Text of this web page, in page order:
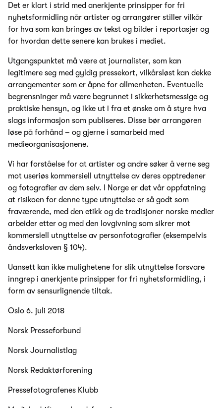
Det er klart i strid med anerkjente prinsipper for fri
nyhetsformidling når artister og arrangører stiller vilkår
for hva som kan bringes av tekst og bilder i reportasjer og
for hvordan dette senere kan brukes i mediet.
Utgangspunktet må være at journalister, som kan
legitimere seg med gyldig pressekort, vilkårsløst kan dekke
arrangementer som er åpne for allmenheten. Eventuelle
begrensninger må være begrunnet i sikkerhetsmessige og
praktiske hensyn, og ikke ut i fra et ønske om å styre hva
slags informasjon som publiseres. Disse bør arrangøren
løse på forhånd – og gjerne i samarbeid med
medieorganisasjonene.
Vi har forståelse for at artister og andre søker å verne seg
mot useriøs kommersiell utnyttelse av deres opptredener
og fotografier av dem selv. I Norge er det vår oppfatning
at risikoen for denne type utnyttelse er så godt som
fraværende, med den etikk og de tradisjoner norske medier
arbeider etter og med den lovgivning som sikrer mot
kommersiell utnyttelse av personfotografier (eksempelvis
åndsverksloven § 104).
Uansett kan ikke mulighetene for slik utnyttelse forsvare
inngrep i anerkjente prinsipper for fri nyhetsformidling, i
form av sensurlignende tiltak.
Oslo 6. juli 2018
Norsk Presseforbund
Norsk Journalistlag
Norsk Redaktørforening
Pressefotografenes Klubb